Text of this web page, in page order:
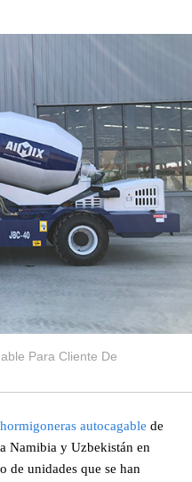
Para Cliente De
hormigoneras autocagable de
Namibia y Uzbekistán en
de unidades que se han